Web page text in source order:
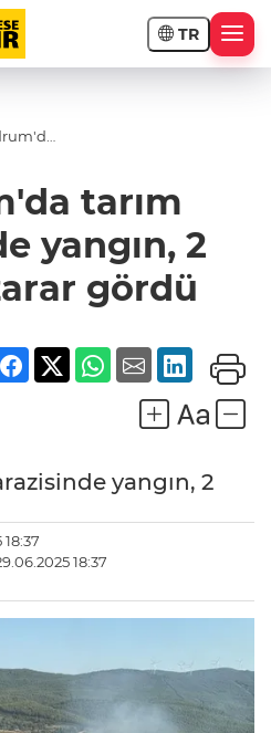
TR
2
tarım
yangın, 2
gördü
yangın, 2
18:37